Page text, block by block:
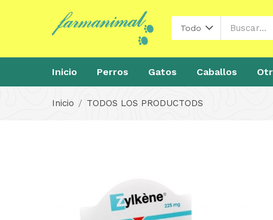
Todo
Inicio Perros Gatos Caballos
Inicio TODOS LOS PRODUCTODS